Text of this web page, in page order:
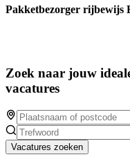
Pakketbezorger rijbewijs
Zoek naar jouw
vacatures
Vacatures zoeken